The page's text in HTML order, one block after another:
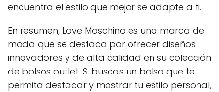
encuentra el estilo que mejor se adapte a ti.
En resumen, Love Moschino es una marca de
moda que se destaca por ofrecer diseños
innovadores y de alta calidad en su colección
de bolsos outlet. Si buscas un bolso que te
permita destacar y mostrar tu estilo personal,